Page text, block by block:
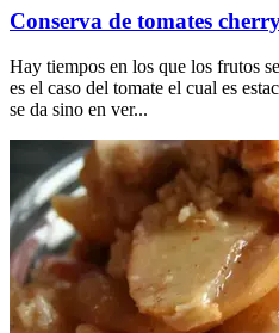
Conserva de tomates
Hay tiempos en los que los frutos
es el caso del tomate el cual es
se da sino en ver...